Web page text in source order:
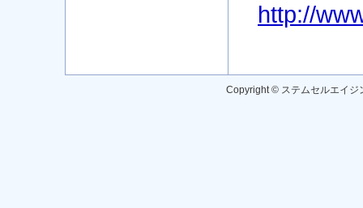
http://
Copyright © ステムセルエイジ